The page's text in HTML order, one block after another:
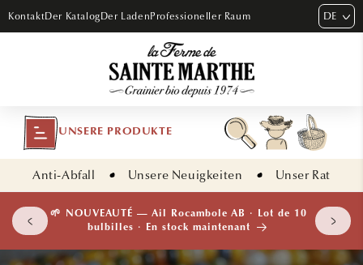
ZUM
INHALT
KontaktDer KatalogDer LadenProfessioneller Raum DE
UNSERE PRODUKTE
Anti-Abfall Unsere Neuigkeiten Unser Rat
🌱 NOUVEAUTÉ — Ail Rocambole AB · Lot de 10
bulbilles · En stock maintenant